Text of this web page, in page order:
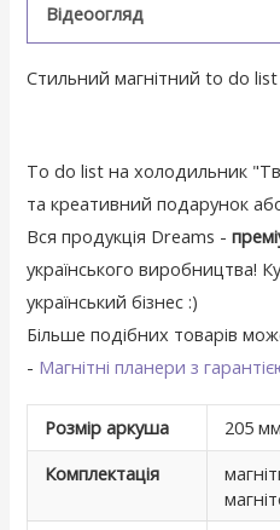
Відеоогляд
Стильний магнітний to do
To do list на холодильник
та креативний подарунок
Вся продукція Dreams -
українського виробництва!
український бізнес :)
Більше подібних товарів
- Магнітні планери з
Розмір аркуша
205
Комплектація